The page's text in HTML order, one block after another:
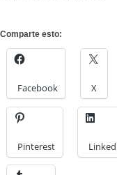
Comparte esto:
Facebook X
Pinterest